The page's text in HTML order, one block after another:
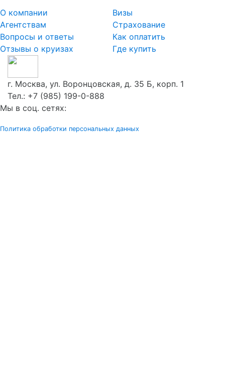
О компании
Агентствам
Вопросы и ответы
Отзывы о круизах
Визы
Страхование
Как оплатить
Где купить
г. Москва, ул. Воронцовская, д. 35 Б, корп. 1
Тел.: +7 (985) 199-0-888
Мы в соц. сетях:
Политика обработки персональных данных